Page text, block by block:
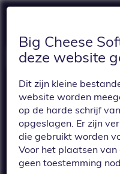
TERUG
Big Cheese
deze website
Dit zijn kleine
website worden
op de harde schrijf
opgeslagen. Er zijn
die gebruikt worden
Voor het plaatsen van
geen toestemming